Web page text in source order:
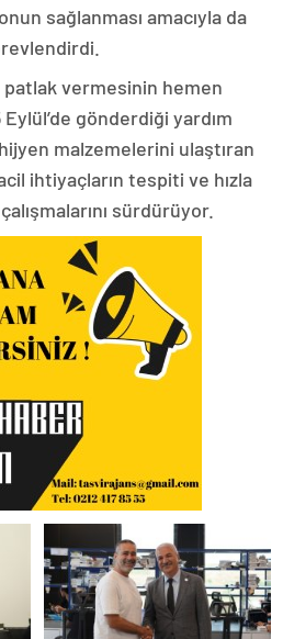
sağlanması amacıyla da
patlak vermesinin hemen
gönderdiği yardım
malzemelerini ulaştıran
ihtiyaçların tespiti ve hızla
sürdürüyor.